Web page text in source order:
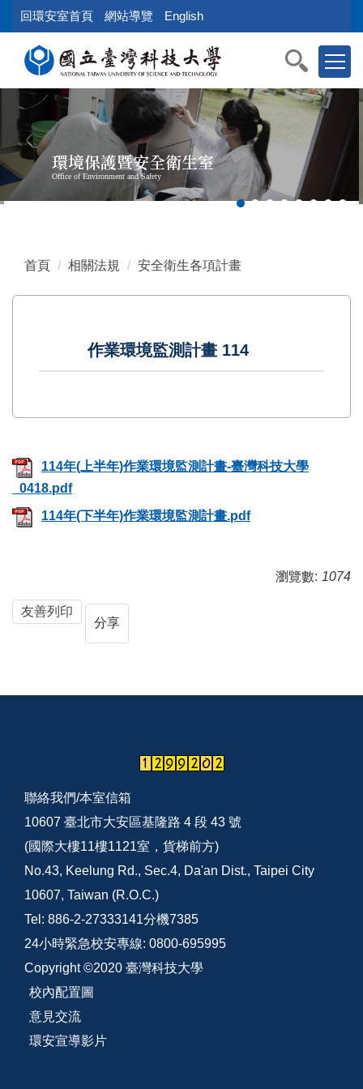
到
內
容
區
塊
回環安室首頁 網站導覽 English
環境保護暨安全衛生室
Office of Environment and Safety
首頁 相關法規 安全衛生各項計畫
作業環境監測計畫 114
114年(上半年)作業環境監測計畫-臺灣科技大學
_0418.pdf
114年(下半年)作業環境監測計畫.pdf
瀏覽數: 1074
友善列印
分享
聯絡我們/本室信箱
10607 臺北市大安區基隆路 4 段 43 號
(國際大樓11樓1121室，貨梯前方)
No.43, Keelung Rd., Sec.4, Da'an Dist., Taipei City
10607, Taiwan (R.O.C.)
Tel: 886-2-27333141分機7385
24小時緊急校安專線: 0800-695995
Copyright ©2020 臺灣科技大學
校內配置圖
意見交流
環安宣導影片